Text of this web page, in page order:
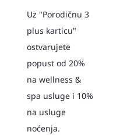
Uz "Porodičnu 3
plus karticu"
ostvarujete
popust od 20%
na wellness &
spa usluge i 10%
na usluge
noćenja.